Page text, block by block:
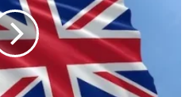
ځنډول